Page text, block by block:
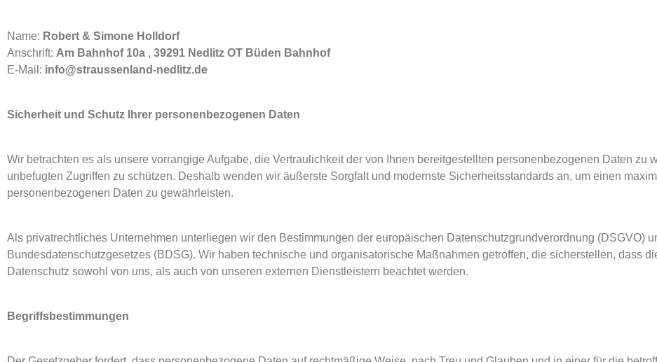
Name: Robert & Simone Holldorf
Anschrift: Am Bahnhof 10a , 39291 Nedlitz OT Büden Bahnhof
E-Mail: info@straussenland-nedlitz.de
Sicherheit und Schutz Ihrer personenbezogenen Daten
Wir betrachten es als unsere vorrangige Aufgabe, die Vertraulichkeit der von Ihnen bereitgestellten personenbezogenen Daten zu
unbefugten Zugriffen zu schützen. Deshalb wenden wir äußerste Sorgfalt und modernste Sicherheitsstandards an, um einen
personenbezogenen Daten zu gewährleisten.
Als privatrechtliches Unternehmen unterliegen wir den Bestimmungen der europäischen Datenschutzgrundverordnung (DSGVO)
Bundesdatenschutzgesetzes (BDSG). Wir haben technische und organisatorische Maßnahmen getroffen, die sicherstellen, dass
Datenschutz sowohl von uns, als auch von unseren externen Dienstleistern beachtet werden.
Begriffsbestimmungen